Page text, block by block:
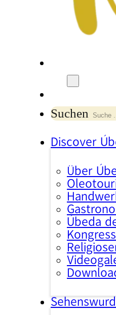
Suchen
Discover
Über
Úbeda